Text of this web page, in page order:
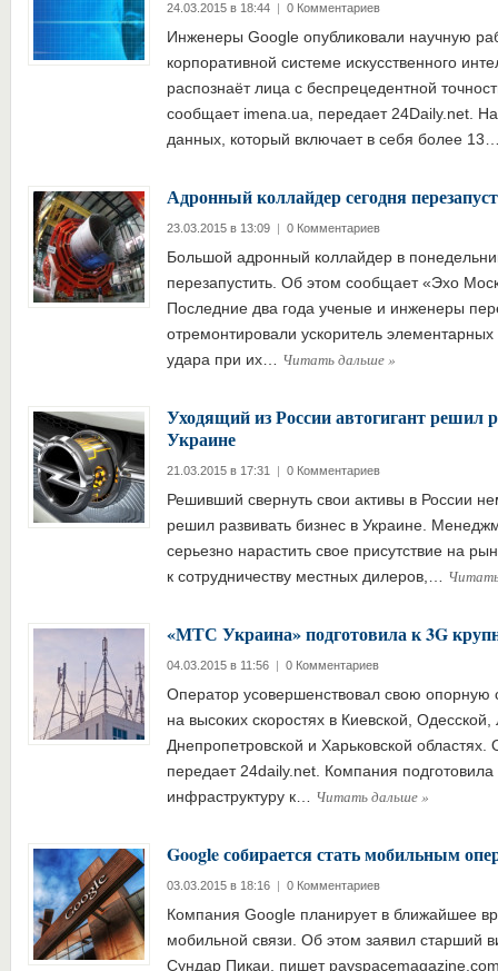
24.03.2015 в 18:44 | 0 Комментариев
Инженеры Google опубликовали научную
корпоративной системе искусственного
распознаёт лица с беспрецедентной
сообщает imena.ua, передает 24Daily.net.
данных, который включает в себя более
Адронный коллайдер сегодня
23.03.2015 в 13:09 | 0 Комментариев
Большой адронный коллайдер в
перезапустить. Об этом сообщает «Эхо
Последние два года ученые и инженеры
отремонтировали ускоритель
удара при их… Читать дальше»
Уходящий из России автогигант решил
Украине
21.03.2015 в 17:31 | 0 Комментариев
Решивший свернуть свои активы в России
решил развивать бизнес в Украине.
серьезно нарастить свое присутствие на
к сотрудничеству местных дилеров,…
«МТС Украина» подготовила к 3G
04.03.2015 в 11:56 | 0 Комментариев
Оператор усовершенствовал свою опорную
на высоких скоростях в Киевской, Одесской,
Днепропетровской и Харьковской
передает 24daily.net. Компания
инфраструктуру к… Читать дальше»
Google собирается стать мобильным
03.03.2015 в 18:16 | 0 Комментариев
Компания Google планирует в ближайшее
мобильной связи. Об этом заявил старший
Сундар Пикаи, пишет